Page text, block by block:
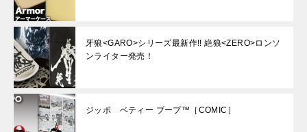
牙狼<GARO>シリーズ最新作!! 絶狼<ZERO>ロンソ
ンライター発売！
ジッポ ベティー ブープ™［COMIC］